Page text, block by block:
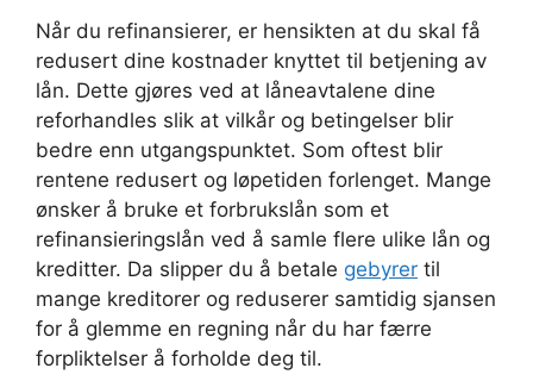
Når du refinansierer, er hensikten at du skal få
redusert dine kostnader knyttet til betjening av
lån. Dette gjøres ved at låneavtalene dine
reforhandles slik at vilkår og betingelser blir
bedre enn utgangspunktet. Som oftest blir
rentene redusert og løpetiden forlenget. Mange
ønsker å bruke et forbrukslån som et
refinansieringslån ved å samle flere ulike lån og
kreditter. Da slipper du å betale gebyrer til
mange kreditorer og reduserer samtidig sjansen
for å glemme en regning når du har færre
forpliktelser å forholde deg til.